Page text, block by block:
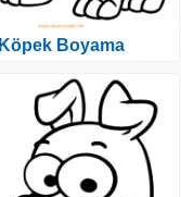
Köpek Boyama